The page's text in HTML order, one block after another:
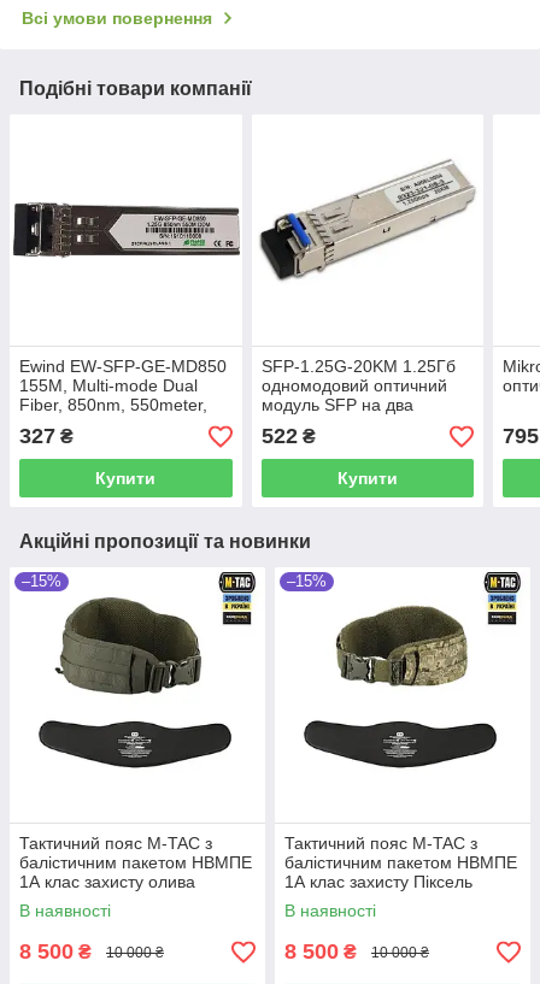
Всі умови повернення
Подібні товари компанії
Ewind EW-SFP-GE-MD850
155M, Multi-mode Dual
Fiber, 850nm, 550meter,
LC connector Модуль SFP
327 ₴
Купити
SFP-1.25G-20KM 1.25Гб
одномодовий оптичний
модуль SFP на два
волокна
522₴
Купити
795
Акційні пропозиції та новинки
–15%
Тактичний пояс М-TAC з
балістичним пакетом НВМПЕ
1А клас захисту олива
В наявності
8 500 ₴ 10 000 ₴
–15%
Тактичний пояс М-TAC з
балістичним пакетом НВМПЕ
1А клас захисту Піксель
ММ14
В наявності
8 500 ₴ 10 000 ₴